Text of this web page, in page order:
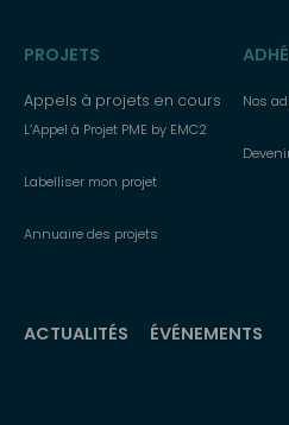
PROJETS
Appels à projets en cours
L’Appel à Projet PME by EMC2
Labelliser mon projet
Annuaire des projets
Nos
ACTUALITÉS ÉVÉNEMENTS